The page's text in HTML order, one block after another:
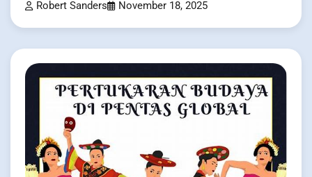
Robert Sanders November 18, 2025